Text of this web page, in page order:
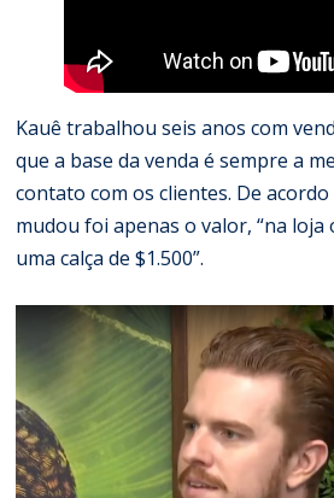
Kauê trabalhou seis anos com
que a base da venda é sempre a
contato com os clientes. De acordo
mudou foi apenas o valor, “na loja
uma calça de $1.500”.